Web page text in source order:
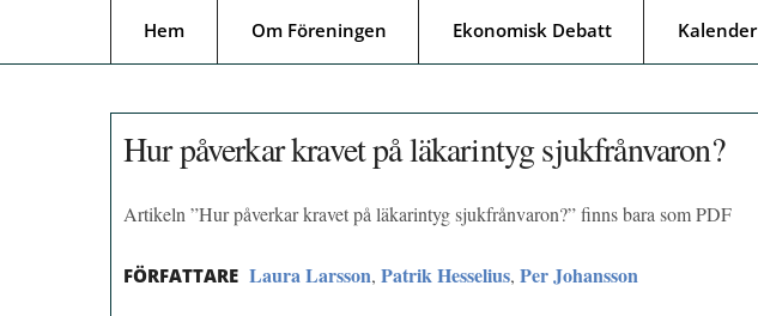
Hem Om Föreningen Ekonomisk Debatt Kalender
Hur påverkar kravet på läkarintyg sjukfrånvaron?
Artikeln ”Hur påverkar kravet på läkarintyg sjukfrånvaron?” finns bara som PDF
FÖRFATTARE Laura Larsson, Patrik Hesselius, Per Johansson